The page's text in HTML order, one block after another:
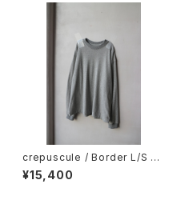
crepuscule / Border L/S Cu
tsew
¥15,400